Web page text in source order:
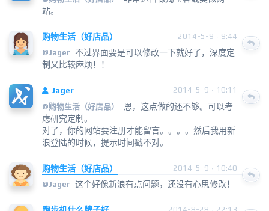
站。
购物生活（好店品）
2014-5-9 · 9:44
@Jager
不过界面要是可以修改一下就好了，深度定
制又比较麻烦！！
Jager
2014-5-9 · 10:11
@购物生活（好店品）
恩，这点做的还不够。可以考
虑研究定制。
对了，你的网站要注册才能留言。。。。然后我用新
浪登陆的时候，提示时间戳不对。
购物生活（好店品）
2014-5-9 · 10:40
@Jager 这个好像新浪有点问题，还没有心思修改！